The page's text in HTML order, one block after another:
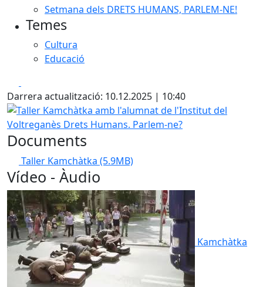
Setmana dels DRETS HUMANS, PARLEM-NE!
Temes
Cultura
Educació
Darrera actualització: 10.12.2025 | 10:40
Taller Kamchàtka amb l'alumnat de l'Institut del
Documents
Taller Kamchàtka (5.9MB)
Vídeo - Àudio
Kamchàtka